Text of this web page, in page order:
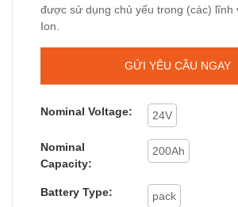
được sử dụng chủ yếu trong (các) lĩnh
Ion.
GỬI YÊU CẦU NGAY
Nominal Voltage: 24V
Nominal
Capacity:
200Ah
Battery Type: pack